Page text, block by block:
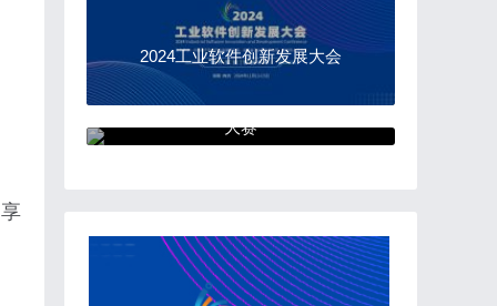
2024工业软件创新发展大会
“中国软件杯”大学生软件设计
大赛